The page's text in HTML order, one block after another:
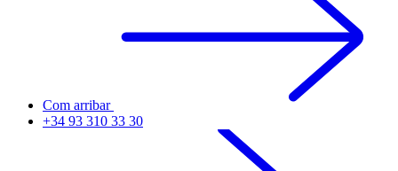
Com arribar
+34 93 310 33 30